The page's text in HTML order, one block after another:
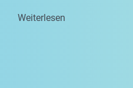
Weiterlesen